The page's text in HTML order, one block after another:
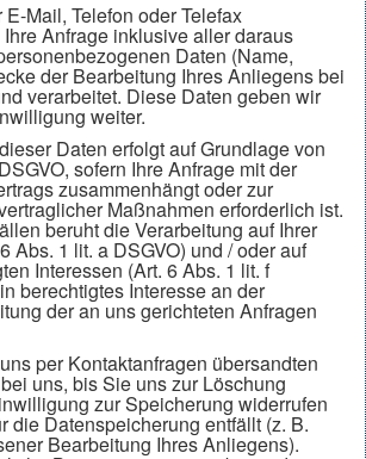
Mail, Telefon oder Telefax
Anfrage inklusive aller daraus
Daten (Name,
der Bearbeitung Ihres Anliegens bei
verarbeitet. Diese Daten geben wir
weiter.
Daten erfolgt auf Grundlage von
sofern Ihre Anfrage mit der
zusammenhängt oder zur
Maßnahmen erforderlich ist.
beruht die Verarbeitung auf Ihrer
Abs. 1 lit. a DSGVO) und / oder auf
Interessen (Art. 6 Abs. 1 lit. f
berechtigtes Interesse an der
der an uns gerichteten Anfragen
per Kontaktanfragen übersandten
uns, bis Sie uns zur Löschung
zur Speicherung widerrufen
die Datenspeicherung entfällt (z. B.
Bearbeitung Ihres Anliegens).